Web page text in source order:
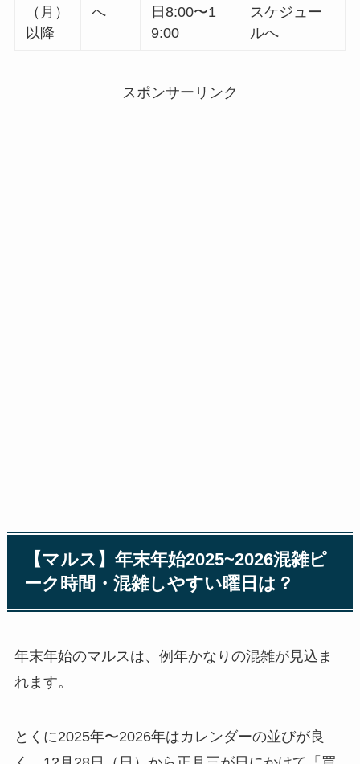
（月）
以降
へ
日8:00〜1
9:00
スケジュー
ルへ
スポンサーリンク
【マルス】年末年始2025~2026混雑ピ
ーク時間・混雑しやすい曜日は？
年末年始のマルスは、例年かなりの混雑が見込ま
れます。
とくに2025年〜2026年はカレンダーの並びが良